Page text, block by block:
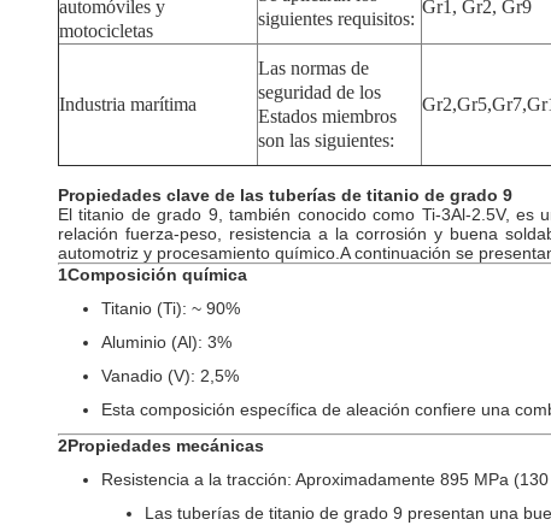
automóviles y
motocicletas
siguientes requisitos:
Gr1, Gr2, Gr9
Industria marítima
Las normas de
seguridad de los
Estados miembros
son las siguientes:
Propiedades clave de las tuberías de titanio de grado 9
El titanio de grado 9, también conocido como Ti-3Al-2.5V,
relación fuerza-peso, resistencia a la corrosión y buena
automotriz y procesamiento químico.A continuación se
1Composición química
Titanio (Ti): ~ 90%
Aluminio (Al): 3%
Vanadio (V): 2,5%
Esta composición específica de aleación confiere una
2Propiedades mecánicas
Resistencia a la tracción: Aproximadamente 895 MPa (130
Las tuberías de titanio de grado 9 presentan una